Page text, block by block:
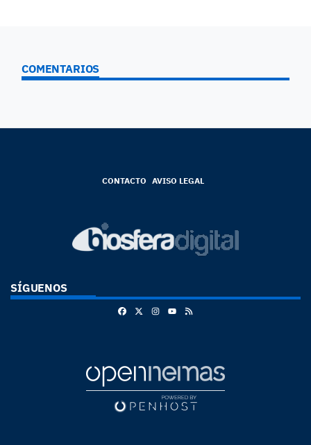
COMENTARIOS
CONTACTO AVISO LEGAL
SÍGUENOS
FacebookInstagram